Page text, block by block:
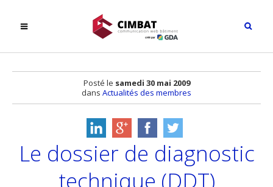
Posté le samedi 30 mai 2009
dans Actualités des membres
Le dossier de diagnostic
technique (DDT)